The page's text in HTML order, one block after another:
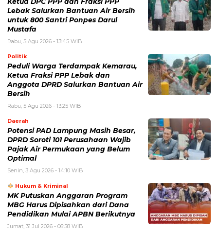
Lebak Salurkan Bantuan Air Bersih
untuk 800 Santri Ponpes Darul
Mustafa
Rabu, 5 Agu 2026 - 13:45 WIB
Politik
Peduli Warga Terdampak Kemarau,
Ketua Fraksi PPP Lebak dan
Anggota DPRD Salurkan Bantuan Air
Bersih
Rabu, 5 Agu 2026 - 13:25 WIB
Daerah
Potensi PAD Lampung Masih Besar,
DPRD Soroti 101 Perusahaan Wajib
Pajak Air Permukaan yang Belum
Optimal
Senin, 3 Agu 2026 - 14:10 WIB
Hukum & Kriminal
MK Putuskan Anggaran Program
MBG Harus Dipisahkan dari Dana
Pendidikan Mulai APBN Berikutnya
Jumat, 31 Jul 2026 - 06:58 WIB